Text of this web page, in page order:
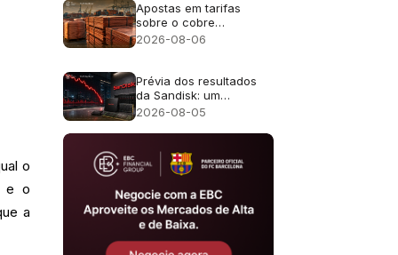
o
e o
a
Apostas em tarifas
sobre o cobre
impulsionam o preço do
2026-08-06
Prévia dos resultados
da Sandisk: um
crescimento de receita
após uma queda de
47% em julho?
2026-08-05